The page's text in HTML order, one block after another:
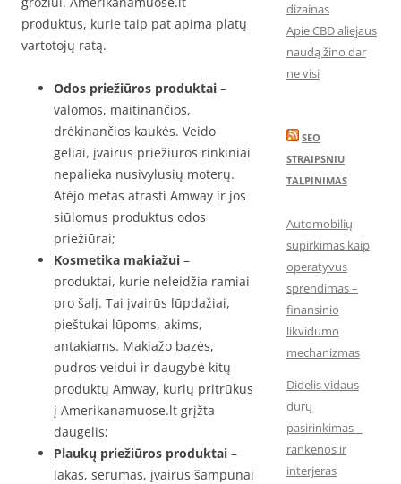
produktus, kurie taip pat apima platų
vartotojų ratą.
Odos priežiūros produktai –
valomos, maitinančios,
drėkinančios kaukės. Veido
geliai, įvairūs priežiūros rinkiniai
nepalieka nusivylusių moterų.
Atėjo metas atrasti Amway ir jos
siūlomus produktus odos
priežiūrai;
Kosmetika makiažui –
produktai, kurie neleidžia ramiai
pro šalį. Tai įvairūs lūpdažiai,
pieštukai lūpoms, akims,
antakiams. Makiažo bazės,
pudros veidui ir daugybė kitų
produktų Amway, kurių pritrūkus
į Amerikanamuose.lt grįžta
daugelis;
Plaukų priežiūros produktai –
lakas, serumas, įvairūs šampūnai
dizainas
Apie CBD aliejaus
naudą žino dar
ne visi
SEO
STRAIPSNIU
TALPINIMAS
Automobilių
supirkimas kaip
operatyvus
sprendimas –
finansinio
likvidumo
mechanizmas
Didelis vidaus
durų
pasirinkimas –
rankenos ir
interjeras